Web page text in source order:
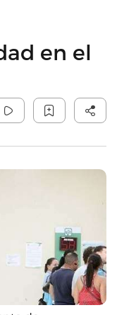
en el